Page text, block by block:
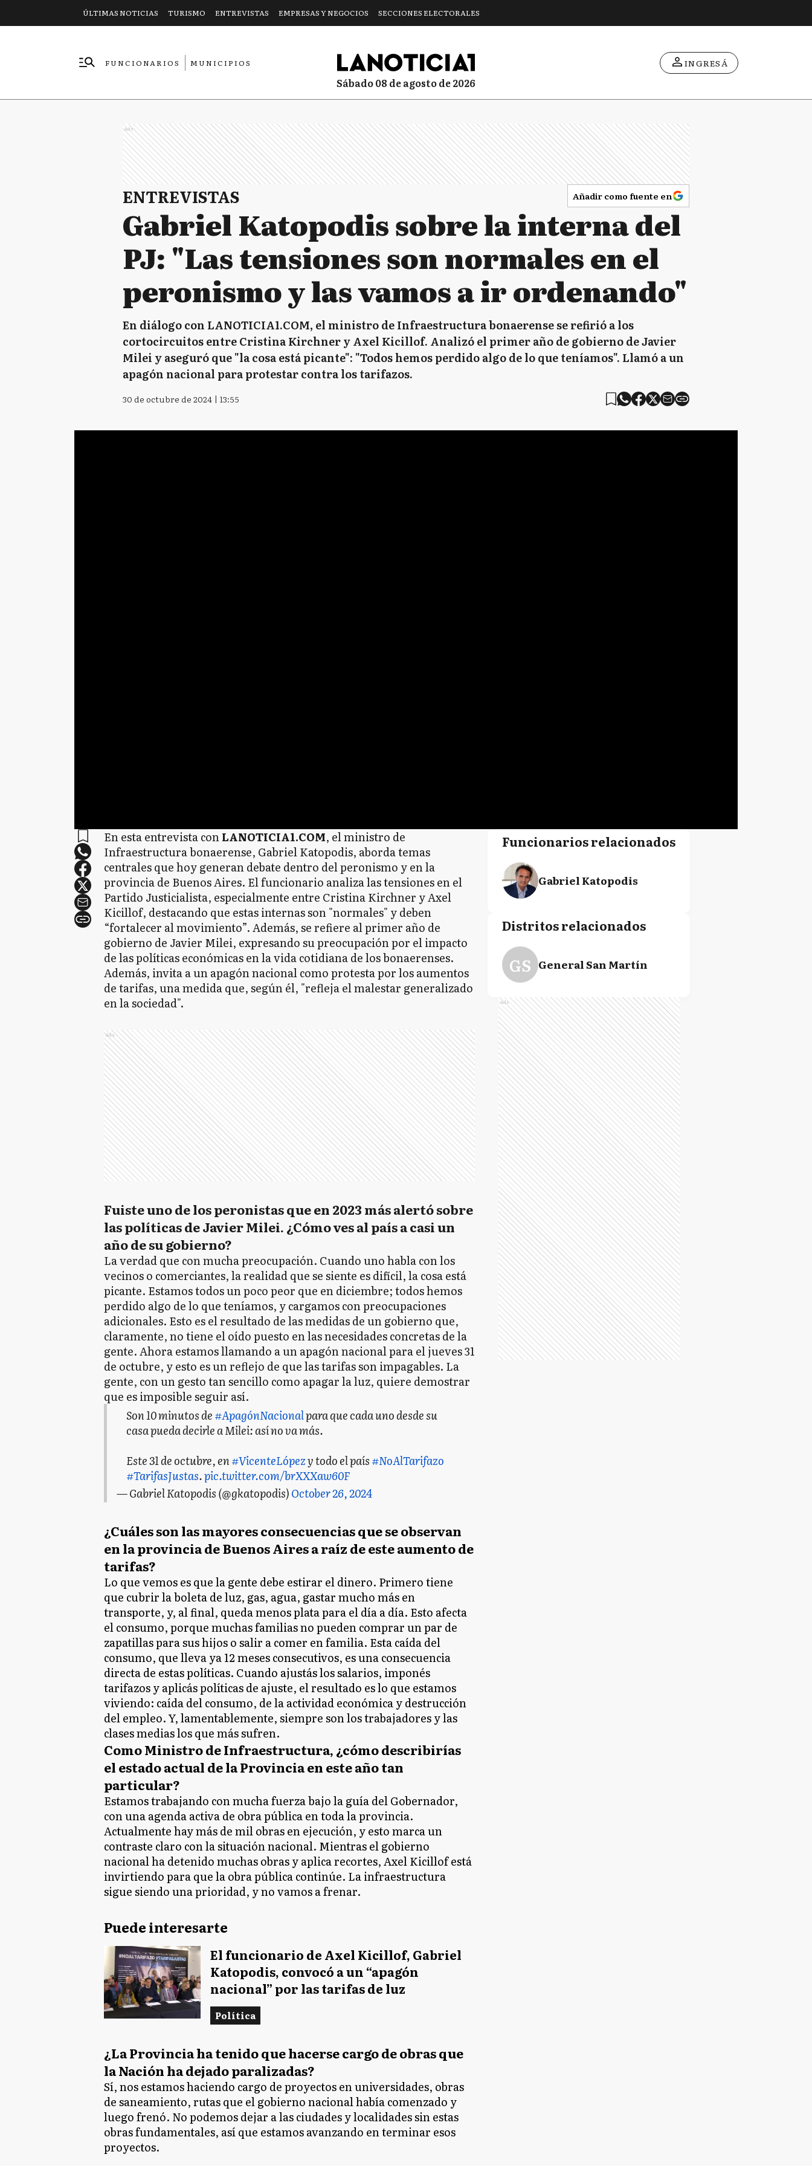
ÚLTIMAS NOTICIAS TURISMO ENTREVISTAS EMPRESAS Y NEGOCIOS SECCIONES ELECTORALES
FUNCIONARIOS
MUNICIPIOS
sábado 08 de agosto de 2026
INGRESÁ
Ads
ENTREVISTAS Añadir como fuente en
Gabriel Katopodis sobre la interna del
PJ: "Las tensiones son normales en el
peronismo y las vamos a ir ordenando"
En diálogo con LANOTICIA1.COM, el ministro de Infraestructura bonaerense se refirió a los
cortocircuitos entre Cristina Kirchner y Axel Kicillof. Analizó el primer año de gobierno de Javier
Milei y aseguró que "la cosa está picante": "Todos hemos perdido algo de lo que teníamos". Llamó a un
apagón nacional para protestar contra los tarifazos.
30 de octubre de 2024 | 13:55
En esta entrevista conLANOTICIA1.COM, el ministro de
Infraestructura bonaerense, Gabriel Katopodis, aborda temas
centrales que hoy generan debate dentro del peronismo y en la
provincia de Buenos Aires. El funcionario analiza las tensiones en el
Partido Justicialista, especialmente entre Cristina Kirchner y Axel
Kicillof, destacando que estas internas son "normales" y deben
“fortalecer al movimiento”. Además, se refiere al primer año de
gobierno de Javier Milei, expresando su preocupación por el impacto
de las políticas económicas en la vida cotidiana de los bonaerenses.
Además, invita a un apagón nacional como protesta por los aumentos
de tarifas, una medida que, según él, "refleja el malestar generalizado
en la sociedad".
Ads
Fuiste uno de los peronistas que en 2023 más alertó sobre
las políticas de Javier Milei. ¿Cómo ves al país a casi un
año de su gobierno?
La verdad que con mucha preocupación. Cuando uno habla con los
vecinos o comerciantes, la realidad que se siente es difícil, la cosa está
picante. Estamos todos un poco peor que en diciembre; todos hemos
perdido algo de lo que teníamos, y cargamos con preocupaciones
adicionales. Esto es el resultado de las medidas de un gobierno que,
claramente, no tiene el oído puesto en las necesidades concretas de la
gente. Ahora estamos llamando a un apagón nacional para el jueves 31
de octubre, y esto es un reflejo de que las tarifas son impagables. La
gente, con un gesto tan sencillo como apagar la luz, quiere demostrar
que es imposible seguir así.
Son 10 minutos de#ApagónNacionalpara que cada uno desde su
casa pueda decirle a Milei: así no va más.
Este 31 de octubre, en#VicenteLópezy todo el país#NoAlTarifazo
#TarifasJustas.pic.twitter.com/brXXXaw60F
— Gabriel Katopodis (@gkatopodis)October 26, 2024
¿Cuáles son las mayores consecuencias que se observan
en la provincia de Buenos Aires a raíz de este aumento de
tarifas?
Lo que vemos es que la gente debe estirar el dinero. Primero tiene
que cubrir la boleta de luz, gas, agua, gastar mucho más en
transporte, y, al final, queda menos plata para el día a día. Esto afecta
el consumo, porque muchas familias no pueden comprar un par de
zapatillas para sus hijos o salir a comer en familia. Esta caída del
consumo, que lleva ya 12 meses consecutivos, es una consecuencia
directa de estas políticas. Cuando ajustás los salarios, imponés
tarifazos y aplicás políticas de ajuste, el resultado es lo que estamos
viviendo: caída del consumo, de la actividad económica y destrucción
del empleo. Y, lamentablemente, siempre son los trabajadores y las
clases medias los que más sufren.
Como Ministro de Infraestructura, ¿cómo describirías
el estado actual de la Provincia en este año tan
particular?
Estamos trabajando con mucha fuerza bajo la guía del Gobernador,
con una agenda activa de obra pública en toda la provincia.
Actualmente hay más de mil obras en ejecución, y esto marca un
contraste claro con la situación nacional. Mientras el gobierno
nacional ha detenido muchas obras y aplica recortes, Axel Kicillof está
invirtiendo para que la obra pública continúe. La infraestructura
sigue siendo una prioridad, y no vamos a frenar.
Puede interesarte
El funcionario de Axel Kicillof, Gabriel
Katopodis, convocó a un “apagón
nacional” por las tarifas de luz
Política
¿La Provincia ha tenido que hacerse cargo de obras que
la Nación ha dejado paralizadas?
Sí, nos estamos haciendo cargo de proyectos en universidades, obras
de saneamiento, rutas que el gobierno nacional había comenzado y
luego frenó. No podemos dejar a las ciudades y localidades sin estas
obras fundamentales, así que estamos avanzando en terminar esos
proyectos.
Funcionarios relacionados
Gabriel Katopodis
Distritos relacionados
GS General San Martín
Ads